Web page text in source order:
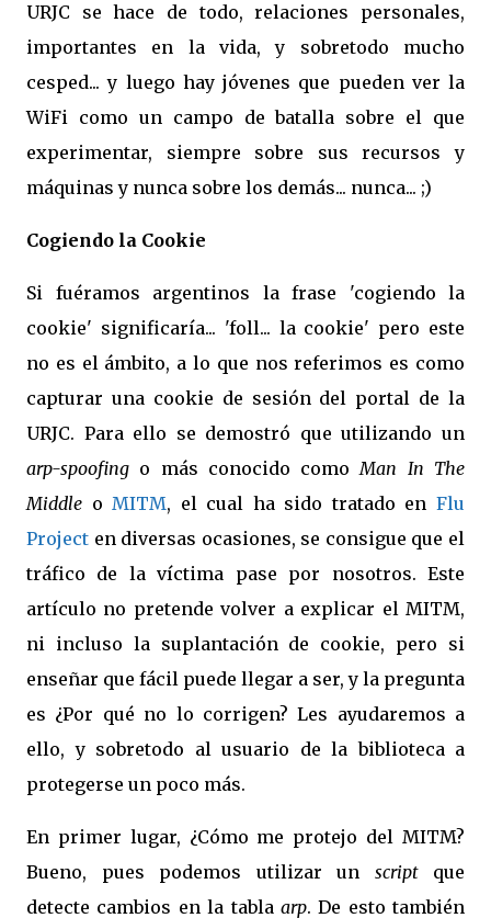
URJC se hace de todo, relaciones personales,
importantes en la vida, y sobretodo mucho
cesped... y luego hay jóvenes que pueden ver la
WiFi como un campo de batalla sobre el que
experimentar, siempre sobre sus recursos y
máquinas y nunca sobre los demás... nunca... ;)
Cogiendo la Cookie
Si fuéramos argentinos la frase 'cogiendo la
cookie' significaría... 'foll... la cookie' pero este
no es el ámbito, a lo que nos referimos es como
capturar una cookie de sesión del portal de la
URJC. Para ello se demostró que utilizando un
arp-spoofing o más conocido comoMan In The
Middle oMITM, el cual ha sido tratado enFlu
Project en diversas ocasiones, se consigue que el
tráfico de la víctima pase por nosotros. Este
artículo no pretende volver a explicar el MITM,
ni incluso la suplantación de cookie, pero si
enseñar que fácil puede llegar a ser, y la pregunta
es ¿Por qué no lo corrigen? Les ayudaremos a
ello, y sobretodo al usuario de la biblioteca a
protegerse un poco más.
En primer lugar, ¿Cómo me protejo del MITM?
Bueno, pues podemos utilizar un script que
detecte cambios en la tabla arp. De esto también